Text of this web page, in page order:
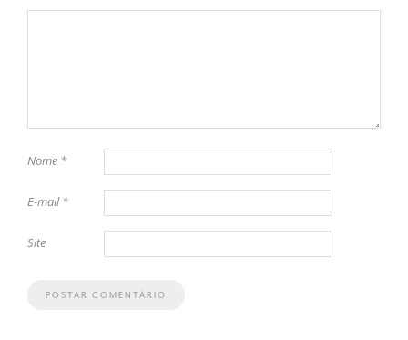
Nome *
E-mail*
Site